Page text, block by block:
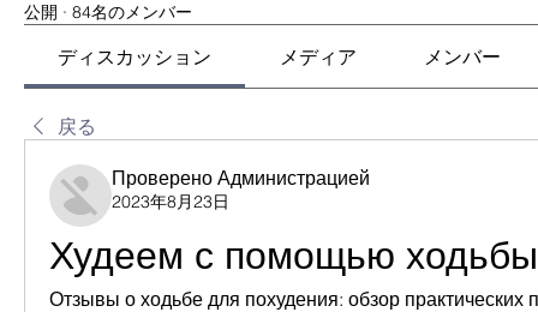
公開 · 84名のメンバー
ディスカッション メディア メンバー
戻る
Проверено Администрацией
2023年8月23日
Худеем с помощью
Отзывы о ходьбе для похудения: обзор практических